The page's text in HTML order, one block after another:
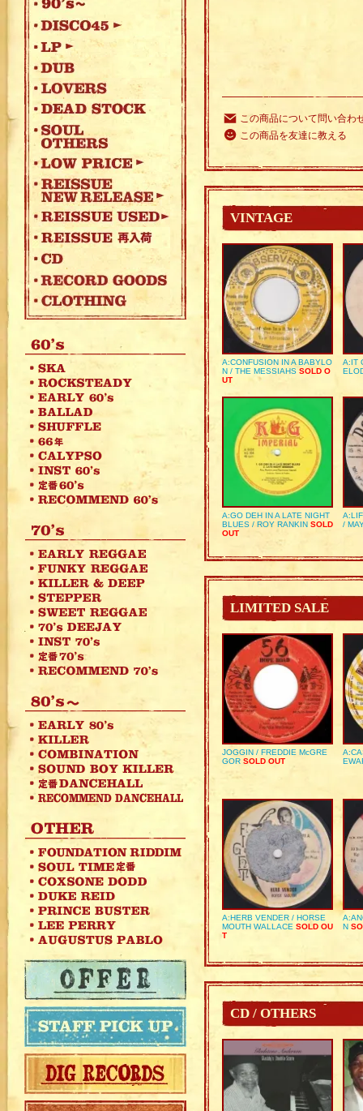
この商品について問い合わ
この商品を友達に教える
VINTAGE
A:CONFUSION IN A BABYLO
N / THE MESSIAHS SOLD O
UT
A:IT
A:GO DEH IN A LATE NIGHT
BLUES / ROY RANKIN SOLD
OUT
/
LIMITED SALE
JOGGIN / FREDDIE McGRE
GOR SOLD OUT
A:HERB VENDER / HORSE
MOUTH WALLACE SOLD OU
T
N
CD / OTHERS